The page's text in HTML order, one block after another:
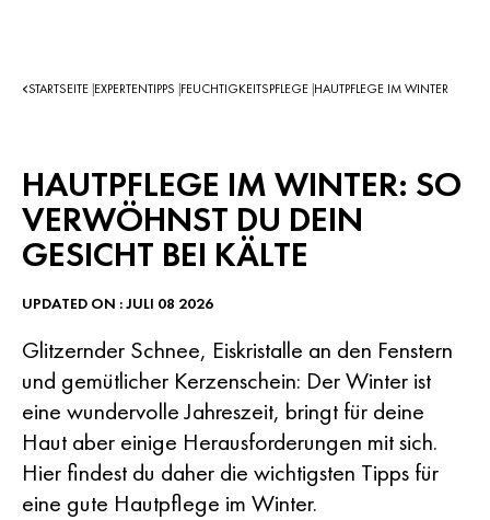
STARTSEITE EXPERTENTIPPS FEUCHTIGKEITSPFLEGE HAUTPFLEGE IM WINTER
HAUTPFLEGE IM WINTER: SO
VERWÖHNST DU DEIN
GESICHT BEI KÄLTE
Glitzernder Schnee, Eiskristalle an den Fenstern
und gemütlicher Kerzenschein: Der Winter ist
eine wundervolle Jahreszeit, bringt für deine
Haut aber einige Herausforderungen mit sich.
Hier findest du daher die wichtigsten Tipps für
eine gute Hautpflege im Winter.
UPDATED ON : JULI 08 2026